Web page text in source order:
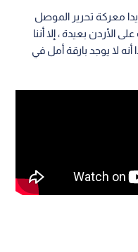
معركة تحرير الموصل
الأردن بعيدة ، إلا أننا
لا يوجد بارقة أمل في